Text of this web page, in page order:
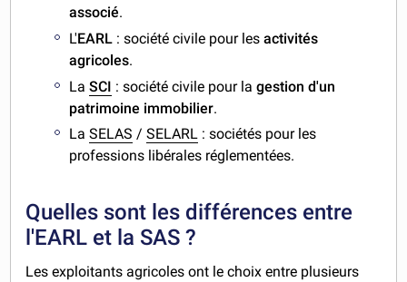
associé.
L'EARL : société civile pour lesactivités
agricoles.
LaSCI : société civile pour lagestion d'un
patrimoine immobilier.
LaSELAS /SELARL : sociétés pour les
professions libérales réglementées.
Quelles sont les différences entre
l'EARL et la SAS ?
Les exploitants agricoles ont le choix entre plusieurs